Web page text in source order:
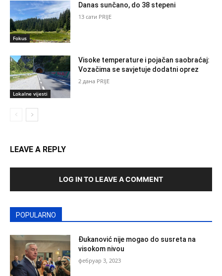
Fokus
Danas sunčano, do 38 stepeni
13 сати PRIJE
Lokalne vijesti
Visoke temperature i pojačan saobraćaj:
Vozačima se savjetuje dodatni oprez
2 дана PRIJE
LEAVE A REPLY
LOG IN TO LEAVE A COMMENT
POPULARNO
Đukanović nije mogao do susreta na
visokom nivou
фебруар 3, 2023